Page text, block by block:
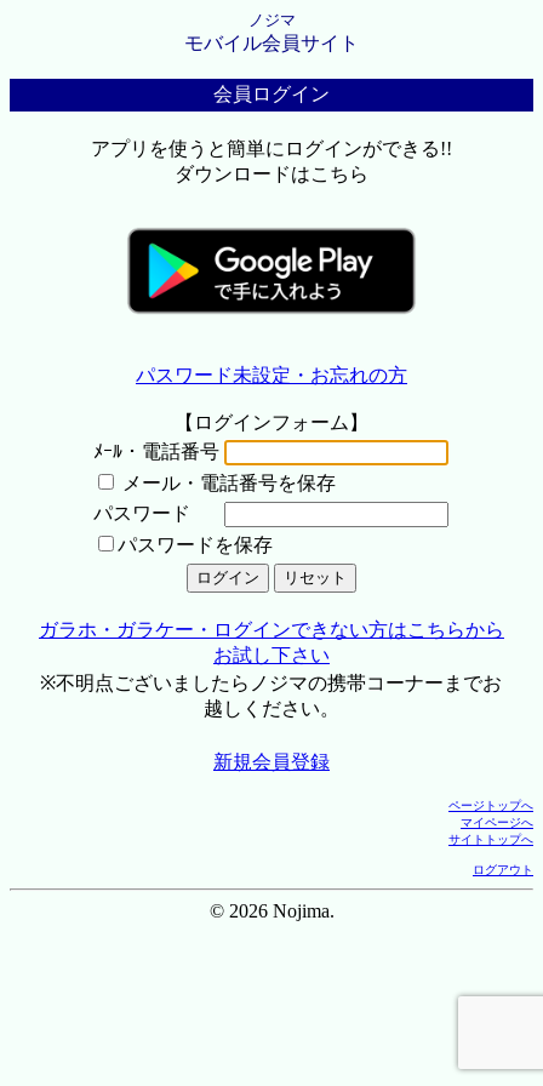
ノジマ
モバイル会員サイト
会員ログイン
アプリを使うと簡単にログインができる!!
ダウンロードはこちら
パスワード未設定・お忘れの方
【ログインフォーム】
ﾒｰﾙ・電話番号
メール・電話番号を保存
パスワード
パスワードを保存
ガラホ・ガラケー・ログインできない方はこちらから
お試し下さい
※不明点ございましたらノジマの携帯コーナーまでお
越しください。
新規会員登録
ページトップへ
マイページへ
サイトトップへ
ログアウト
© 2026 Nojima.